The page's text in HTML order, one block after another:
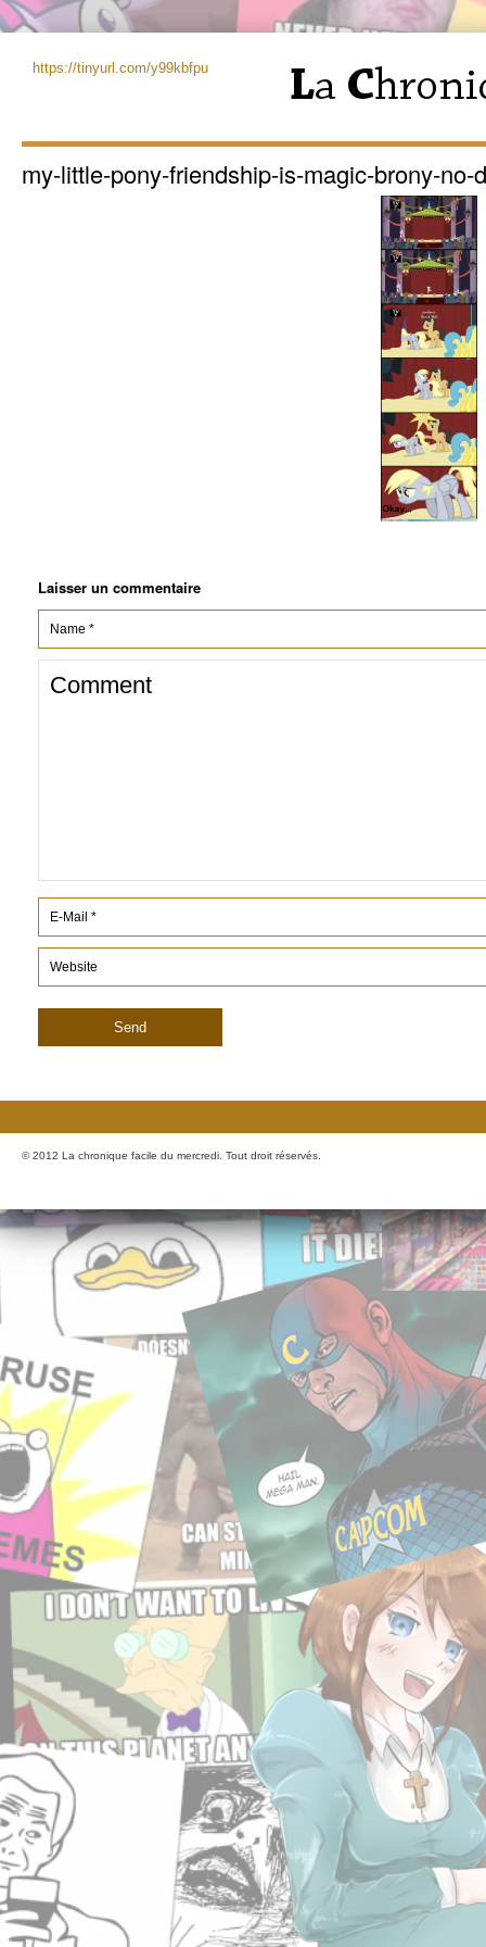
https://tinyurl.com/y99kbfpu
my-little-pony-friendship-is-magic-brony-no-
Laisser un commentaire
© 2012 La chronique facile du mercredi. Tout droit réservés.